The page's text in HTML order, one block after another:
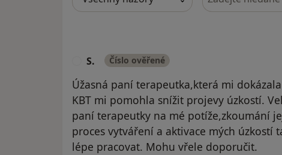
S. Číslo ověřené
Úžasná paní terapeutka,která mi
KBT mi pomohla snížit projevy úzkostí.
paní terapeutky na mé potíže,zkoumání
proces vytváření a aktivace mých úzkostí
lépe pracovat. Mohu vřele doporučit.